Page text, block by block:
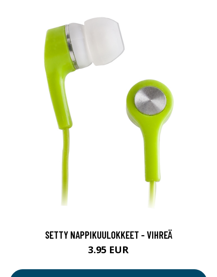
SETTY NAPPIKUULOKKEET - VIHREÄ
3.95 EUR